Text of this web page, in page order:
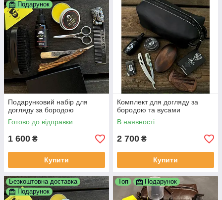
Подарунок
Подарунковий набір для
догляду за бородою
Готово до відправки
1 600 ₴
Купити
Комплект для догляду за
бородою та вусами
В наявності
2 700 ₴
Купити
Безкоштовна доставка
Подарунок
Топ Подарунок